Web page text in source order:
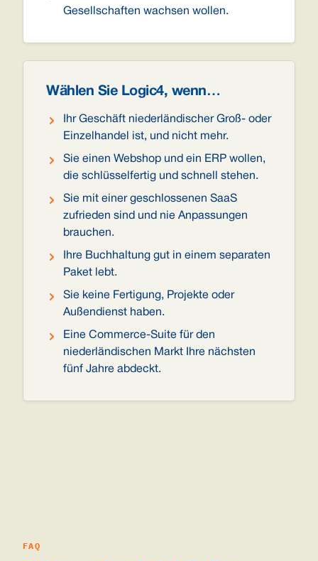
Gesellschaften wachsen wollen.
Wählen Sie Logic4, wenn…
Ihr Geschäft niederländischer Groß- oder
Einzelhandel ist, und nicht mehr.
Sie einen Webshop und ein ERP wollen,
die schlüsselfertig und schnell stehen.
Sie mit einer geschlossenen SaaS
zufrieden sind und nie Anpassungen
brauchen.
Ihre Buchhaltung gut in einem separaten
Paket lebt.
Sie keine Fertigung, Projekte oder
Außendienst haben.
Eine Commerce-Suite für den
niederländischen Markt Ihre nächsten
fünf Jahre abdeckt.
FAQ